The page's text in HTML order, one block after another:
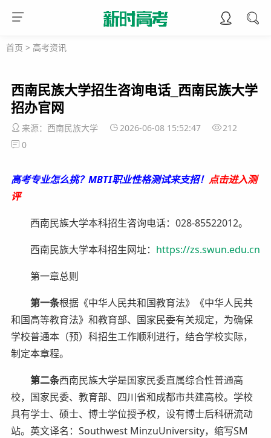
首页 > 高考资讯
西南民族大学招生咨询电话_西南民族大学
招办官网
来源：西南民族大学 2026-06-08 15:52:47
212
0
高考专业怎么挑？MBTI职业性格测试来支招！ 点击进入测
评
西南民族大学本科招生咨询电话：028-85522012。
西南民族大学本科招生网址： https://zs.swun.edu.cn
第一章总则
第一条根据《中华人民共和国教育法》《中华人民共
和国高等教育法》和教育部、国家民委有关规定，为确保
学校普通本（预）科招生工作顺利进行，结合学校实际，
制定本章程。
第二条西南民族大学是国家民委直属综合性普通高
校，国家民委、教育部、四川省和成都市共建高校。学校
具有学士、硕士、博士学位授予权，设有博士后科研流动
站。英文译名：Southwest MinzuUniversity，缩写SM